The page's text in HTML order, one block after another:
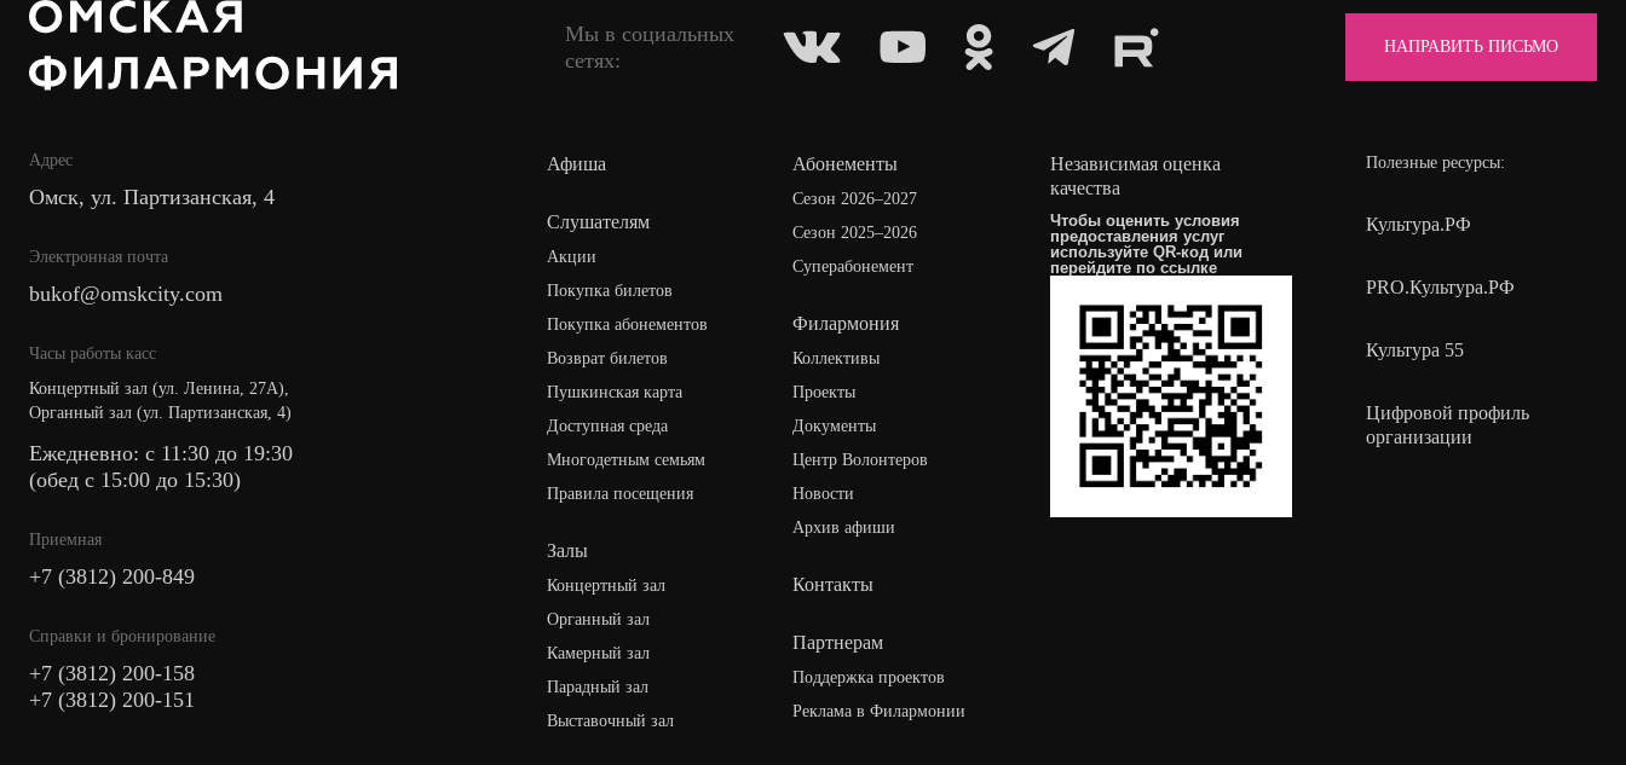
Мы в социальных
сетях:
НАПРАВИТЬ ПИСЬМО
Адрес
Омск, ул. Партизанская, 4
Электронная почта
bukof@omskcity.com
Часы работы касс
Концертный зал (ул. Ленина, 27А),
Органный зал (ул. Партизанская, 4)
Ежедневно: с 11:30 до 19:30
(обед с 15:00 до 15:30)
Приемная
+7 (3812) 200-849
Cправки и бронирование
+7 (3812) 200-158
+7 (3812) 200-151
Афиша
Слушателям
Акции
Покупка билетов
Покупка абонементов
Возврат билетов
Пушкинская карта
Доступная среда
Многодетным семьям
Правила посещения
Залы
Концертный зал
Органный зал
Камерный зал
Парадный зал
Выставочный зал
Абонементы
Сезон 2026–2027
Сезон 2025–2026
Суперабонемент
Филармония
Коллективы
Проекты
Документы
Центр Волонтеров
Новости
Архив афиши
Контакты
Партнерам
Поддержка проектов
Реклама в Филармонии
Независимая оценка
качества
Чтобы оценить условия
предоставления услуг
используйте QR-код или
перейдите поссылке
Полезные ресурсы:
Культура.РФ
PRO.Культура.РФ
Культура 55
Цифровой профиль
организации